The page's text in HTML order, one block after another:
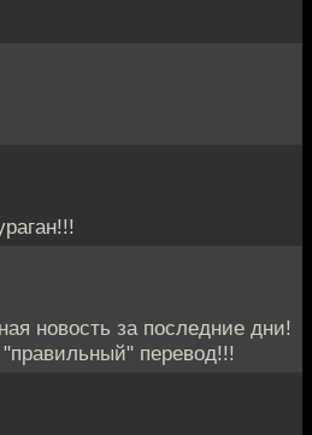
новость за последние дни!
перевод!!!